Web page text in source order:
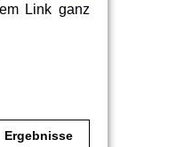
Link ganz
Ergebnisse